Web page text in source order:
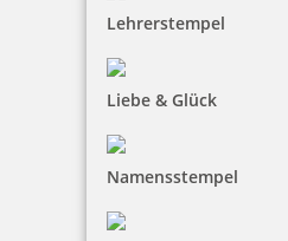
Lehrerstempel
Liebe & Glück
Namensstempel